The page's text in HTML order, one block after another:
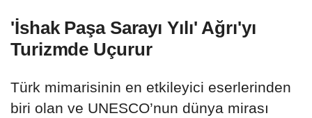
'İshak Paşa Sarayı Yılı' Ağrı'yı
Turizmde Uçurur
Türk mimarisinin en etkileyici eserlerinden
biri olan ve UNESCO’nun dünya mirası